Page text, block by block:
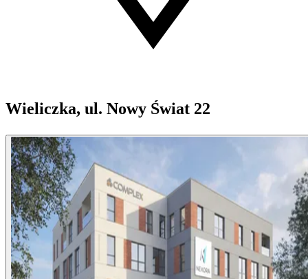
Wieliczka, ul. Nowy Świat 22